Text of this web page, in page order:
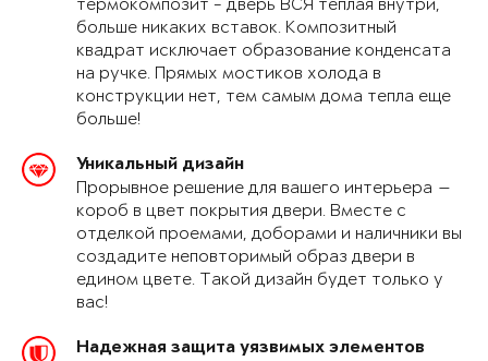
термокомпозит - дверь ВСЯ теплая внутри,
больше никаких вставок. Композитный
квадрат исключает образование конденсата
на ручке. Прямых мостиков холода в
конструкции нет, тем самым дома тепла еще
больше!
Уникальный дизайн
Прорывное решение для вашего интерьера —
короб в цвет покрытия двери. Вместе с
отделкой проемами, доборами и наличники вы
создадите неповторимый образ двери в
едином цвете. Такой дизайн будет только у
вас!
Надежная защита уязвимых элементов